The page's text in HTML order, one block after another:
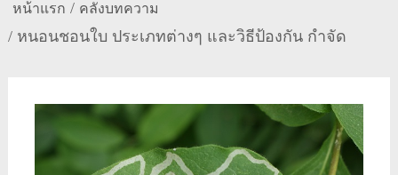
หน้าแรก คลังบทความ
หนอนชอนใบ ประเภทต่างๆ และวิธีป้องกัน กำจัด